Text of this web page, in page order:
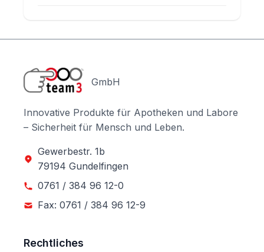
GmbH
Innovative Produkte für Apotheken und Labore
– Sicherheit für Mensch und Leben.
Gewerbestr. 1b
79194 Gundelfingen
0761 / 384 96 12-0
Fax: 0761 / 384 96 12-9
Rechtliches